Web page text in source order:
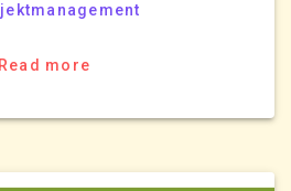
Read more